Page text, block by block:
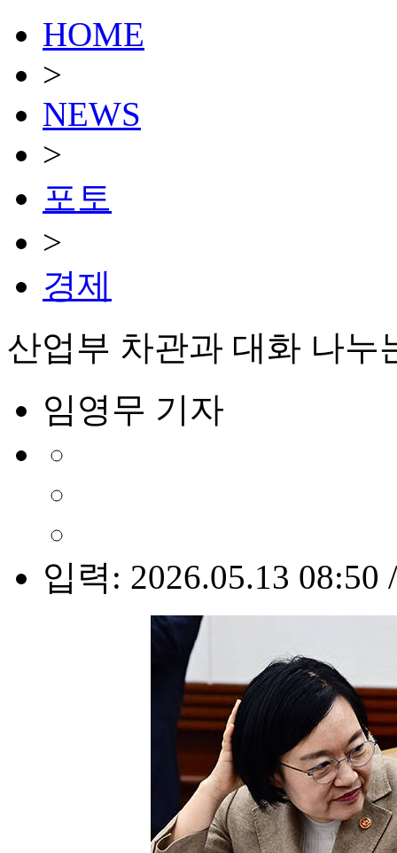
HOME
>
NEWS
>
포토
>
경제
산업부 차관과 대화 나
임영무 기자
입력: 2026.05.13 08:50